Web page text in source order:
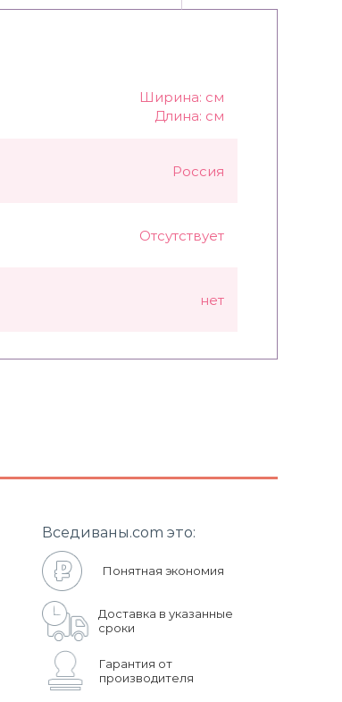
Ширина: см
Длина: см
Россия
Отсутствует
нет
Вседиваны.com это:
Понятная экономия
Доставка в указанные
сроки
Гарантия от
производителя